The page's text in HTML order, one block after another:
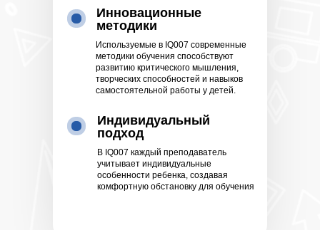
В IQ007 каждый преподаватель
учитывает индивидуальные
особенности ребенка, создавая
комфортную обстановку для обучения
Индивидуальный
подход
Используемые в IQ007 современные
методики обучения способствуют
развитию критического мышления,
творческих способностей и навыков
самостоятельной работы у детей.
Инновационные
методики